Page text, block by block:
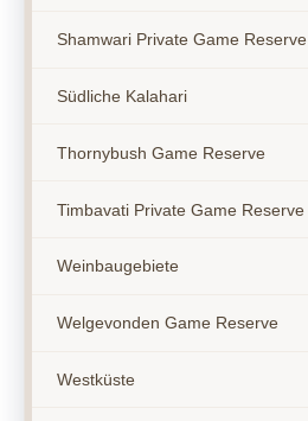
Shamwari Private Game Reserve
Südliche Kalahari
Thornybush Game Reserve
Timbavati Private Game Reserve
Weinbaugebiete
Welgevonden Game Reserve
Westküste